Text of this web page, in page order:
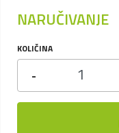
NARUČIVANJE
KOLIČINA
-